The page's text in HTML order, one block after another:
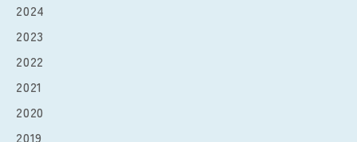
2024
2023
2022
2021
2020
2019